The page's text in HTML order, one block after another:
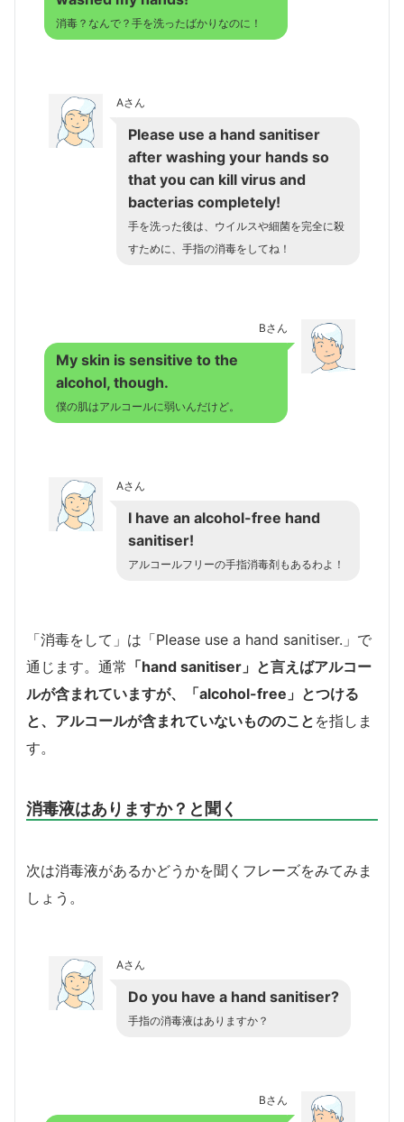
消毒？なんで？手を洗ったばかりなのに！
Aさん
Please use a hand sanitiser
after washing your hands so
that you can kill virus and
bacterias completely!
手を洗った後は、ウイルスや細菌を完全に殺
すために、手指の消毒をしてね！
Bさん
My skin is sensitive to the
alcohol, though.
僕の肌はアルコールに弱いんだけど。
Aさん
I have an alcohol-free hand
sanitiser!
アルコールフリーの手指消毒剤もあるわよ！
「消毒をして」は「Please use a hand sanitiser.」で
通じます。通常 「hand sanitiser」と言えばアルコー
ルが含まれていますが、
「alcohol-free」とつける
と、アルコールが含まれていないもののこと を指しま
す。
消毒液はありますか？と聞く
次は消毒液があるかどうかを聞くフレーズをみてみま
しょう。
Aさん
Do you have a hand sanitiser?
手指の消毒液はありますか？
Bさん